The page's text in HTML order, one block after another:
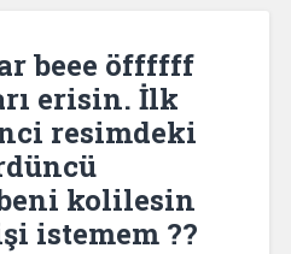
beee öffffff
erisin. İlk
resimdeki
kolilesin
istemem ??